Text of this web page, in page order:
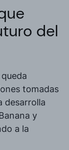
del
tomadas
desarrolla
y
a la